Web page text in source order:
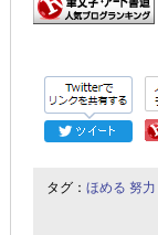
タグ：ほめる 努力